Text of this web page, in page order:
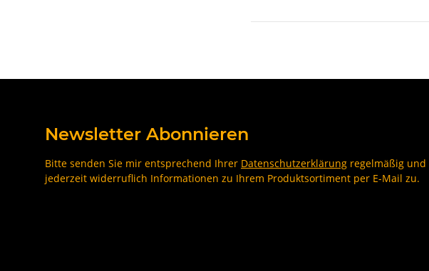
Newsletter Abonnieren
Bitte senden Sie mir entsprechend Ihrer Datenschutzerklärung regelmäßig und
jederzeit widerruflich Informationen zu Ihrem Produktsortiment per E-Mail zu.